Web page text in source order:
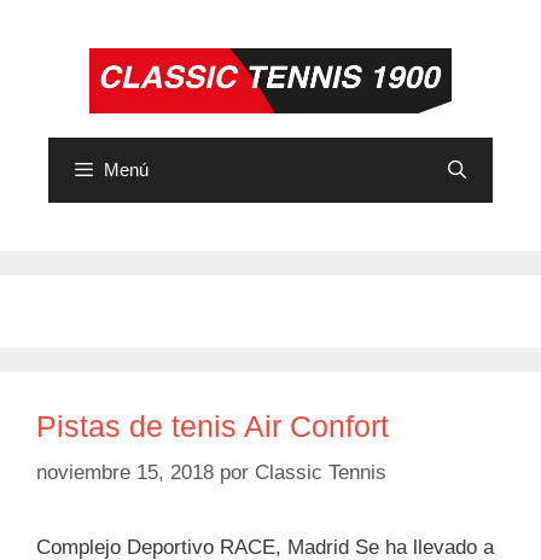
Menú
Pistas de tenis Air Confort
noviembre 15, 2018 por Classic Tennis
Complejo Deportivo RACE, Madrid Se ha llevado a